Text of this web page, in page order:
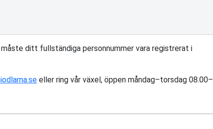
ditt fullständiga personnummer vara registrerat i
eller ring vår växel, öppen måndag–torsdag 08.00–